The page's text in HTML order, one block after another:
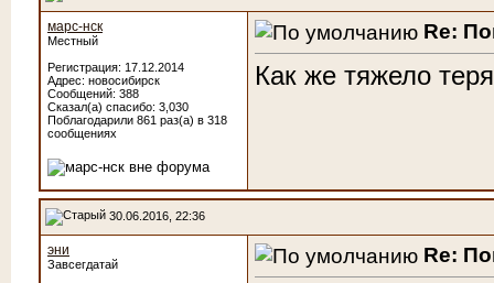
марс-нск
Местный
Регистрация: 17.12.2014
Адрес: новосибирск
Сообщений: 388
Сказал(а) спасибо: 3,030
Поблагодарили 861 раз(а) в 318
сообщениях
Re:
Как же тяжело
30.06.2016, 22:36
эни
Завсегдатай
Re: